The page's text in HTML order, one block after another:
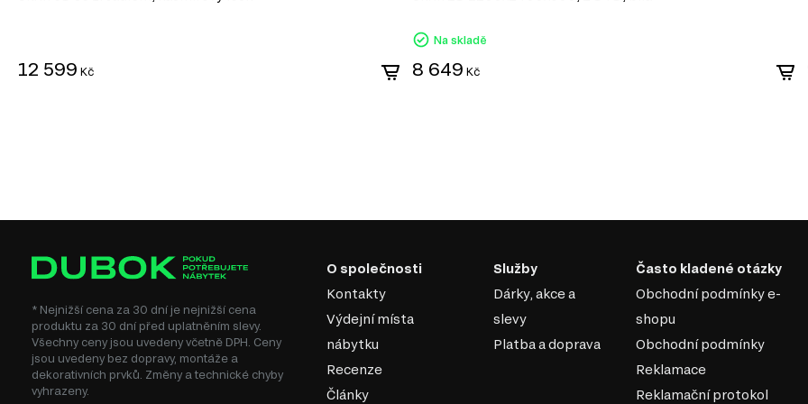
Minimalistický design. Moderní nábytek se
Univerzálnost. Moderní kousky snadno
doplňky, což podtrhne jeho jedinečnost
které dokonale doplní celkový dojem.
12 599 Kč
Na skladě
8 649 Kč
* Nejnižší cena za 30 dní je nejnižší cena
produktu za 30 dní před uplatněním slevy.
Všechny ceny jsou uvedeny včetně DPH. Ceny
jsou uvedeny bez dopravy, montáže a
dekorativních prvků. Změny a technické chyby
vyhrazeny.
O společnosti
Kontakty
Výdejní místa
nábytku
Recenze
Články
Služby
Dárky, akce a
slevy
Platba a doprava
Často kladené otázky
Obchodní podmínky e-
shopu
Obchodní podmínky
Reklamace
Reklamační protokol